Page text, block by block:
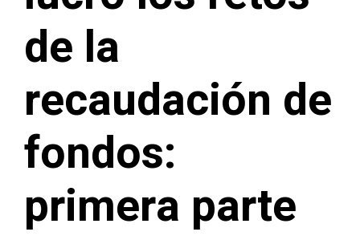
de la
recaudación de
fondos:
primera parte